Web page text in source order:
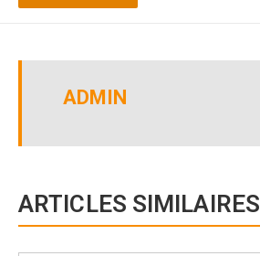
ADMIN
ARTICLES SIMILAIRES